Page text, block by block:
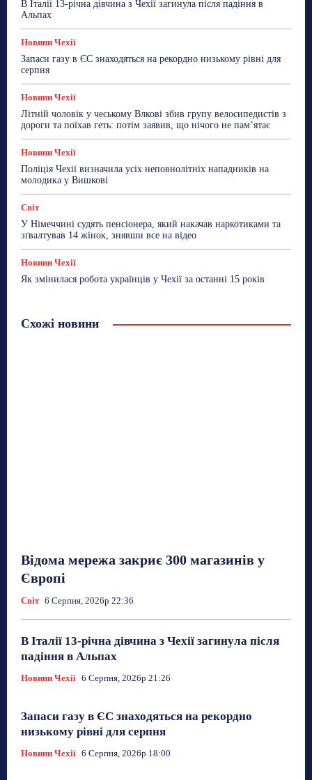
В Італії 13-річна дівчина з Чехії загинула після падіння в
Альпах
Новини Чехії
Запаси газу в ЄС знаходяться на рекордно низькому рівні для
серпня
Новини Чехії
Літній чоловік у чеському Влкові збив групу велосипедистів з
дороги та поїхав геть: потім заявив, що нічого не пам’ятає
Новини Чехії
Поліція Чехії визначила усіх неповнолітніх нападників на
молодика у Вишкові
Світ
У Німеччині судять пенсіонера, який накачав наркотиками та
зґвалтував 14 жінок, знявши все на відео
Новини Чехії
Як змінилася робота українців у Чехії за останні 15 років
Схожі новини
Відома мережа закриє 300 магазинів у
Європі
Світ 6 Серпня, 2026р 22:36
В Італії 13-річна дівчина з Чехії загинула після
падіння в Альпах
Новини Чехії 6 Серпня, 2026р 21:26
Запаси газу в ЄС знаходяться на рекордно
низькому рівні для серпня
Новини Чехії 6 Серпня, 2026р 18:00